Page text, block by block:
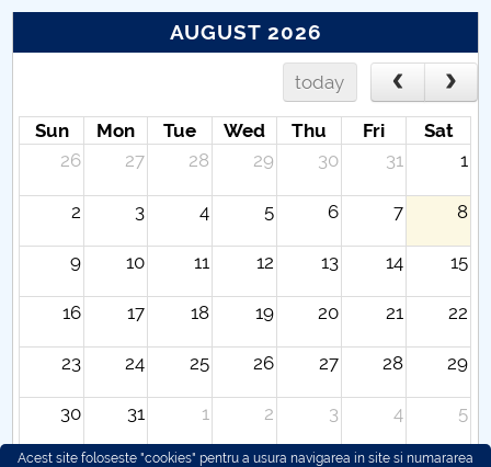
AUGUST 2026
today
Sun Mon Tue Wed Thu Fri
Sat
26
27 28 29 30 31 1
2 3 4 5 6 7 8
9 10 11 12 13 14 15
16 17 18 19 20 21 22
23 24 25 26 27 28 29
30 31 1 2 3 4 5
Acest site foloseste "cookies" pentru a usura navigarea in site si numararea